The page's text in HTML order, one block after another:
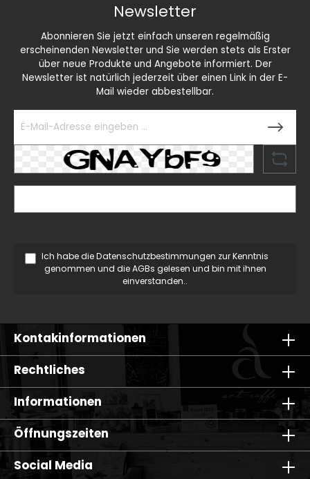
Newsletter
Abonnieren Sie jetzt einfach unseren regelmäßig
erscheinenden Newsletter und Sie werden stets als Erster
über neue Produkte und Angebote informiert. Der
Newsletter ist natürlich jederzeit über einen Link in der E-
Mail wieder abbestellbar.
Ich habe dieDatenschutzbestimmungen zur Kenntnis
genommen und dieAGBs gelesen und bin mit ihnen
einverstanden..
Kontakinformationen
Rechtliches
Informationen
Öffnungszeiten
Social Media